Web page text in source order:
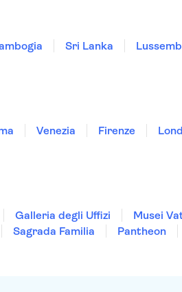
Sri Lanka
Venezia Firenze
Galleria degli Uffizi Musei
Sagrada Familia Pantheon